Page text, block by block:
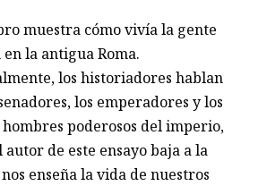
muestra cómo vivía la gente
en la antigua Roma.
los historiadores hablan
los emperadores y los
hombres poderosos del imperio,
autor de este ensayo baja a la
enseña la vida de nuestros